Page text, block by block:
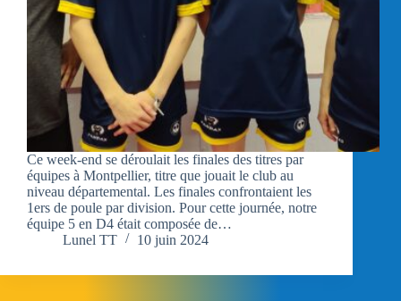
Ce week-end se déroulait les finales des titres par
équipes à Montpellier, titre que jouait le club au
niveau départemental. Les finales confrontaient les
1ers de poule par division. Pour cette journée, notre
équipe 5 en D4 était composée de…
Lunel TT
10 juin 2024